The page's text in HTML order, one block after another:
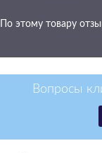
По этому товару
Вопросы